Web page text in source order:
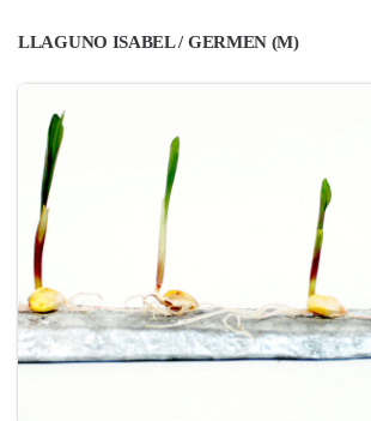
LLAGUNO ISABEL / GERMEN (M)